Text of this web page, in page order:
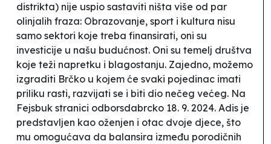
distrikta) nije uspio sastaviti ništa više od par
olinjalih fraza: Obrazovanje, sport i kultura nisu
samo sektori koje treba finansirati, oni su
investicije u našu budućnost. Oni su temelj društva
koje teži napretku i blagostanju. Zajedno, možemo
izgraditi Brčko u kojem će svaki pojedinac imati
priliku rasti, razvijati se i biti dio nečeg većeg. Na
Fejsbuk stranici odborsdabrcko 18. 9. 2024. Adis je
predstavljen kao oženjen i otac dvoje djece, što
mu omogućava da balansira između porodičnih